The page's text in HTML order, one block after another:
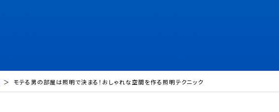
モテる男の部屋は照明で決まる！おしゃれな空間を作る照明テクニック